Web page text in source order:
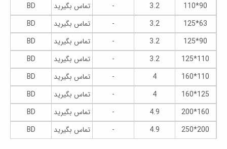
90*110
3.2
- تماس بگیرید
BD
63*125
3.2
- تماس بگیرید
BD
90*125
3.2
- تماس بگیرید
BD
110*125
3.2
- تماس بگیرید
BD
110*160
4
- تماس بگیرید
BD
125*160
4
- تماس بگیرید
BD
160*200
4.9
- تماس بگیرید
BD
200*250
4.9
- تماس بگیرید BD